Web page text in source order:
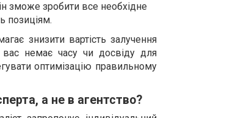
зможе зробити все необхідне
позиціям.
знизити вартість залучення
вас немає часу чи досвіду для
оптимізацію правильному
а не в агентство?